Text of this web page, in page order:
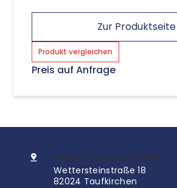
Zur Produktseite
Produkt vergleichen
Preis auf Anfrage
InoNet Computer GmbH
Wettersteinstraße 18
82024 Taufkirchen